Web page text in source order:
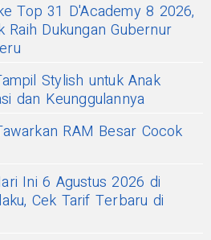
Top 31 D'Academy 8 2026,
Raih Dukungan Gubernur
Stylish untuk Anak
dan Keunggulannya
RAM Besar Cocok
Ini 6 Agustus 2026 di
Cek Tarif Terbaru di